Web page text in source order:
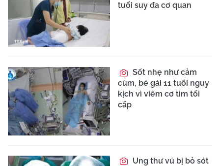
tuổi suy đa cơ quan
Sốt nhẹ như cảm
cúm, bé gái 11 tuổi nguy
kịch vì viêm cơ tim tối
cấp
Ung thư vú bị bỏ sót